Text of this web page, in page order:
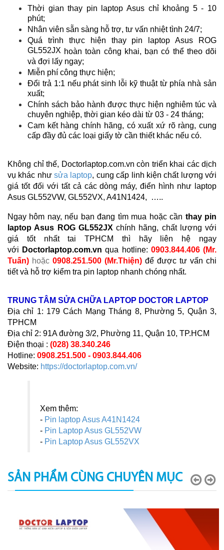
Thời gian thay pin laptop Asus chỉ khoảng 5 - 10
phút;
Nhân viên sẵn sàng hỗ trợ, tư vấn nhiệt tình 24/7;
Quá trình thực hiện thay pin laptop Asus ROG
GL552JX hoàn toàn công khai, bạn có thể theo dõi
và đợi lấy ngay;
Miễn phí công thực hiện;
Đổi trả 1:1 nếu phát sinh lỗi kỹ thuật từ phía nhà sản
xuất;
Chính sách bảo hành được thực hiện nghiêm túc và
chuyên nghiệp, thời gian kéo dài từ 03 - 24 tháng;
Cam kết hàng chính hãng, có xuất xứ rõ ràng, cung
cấp đầy đủ các loại giấy tờ cần thiết khác nếu có.
Không chỉ thế, Doctorlaptop.com.vn còn triển khai các dịch
vụ khác nhưsửa laptop, cung cấp linh kiện chất lượng với
giá tốt đối với tất cả các dòng máy, điển hình như laptop
Asus GL552VW, GL552VX, A41N1424, …..
Ngay hôm nay, nếu bạn đang tìm mua hoặc cần thay pin
laptop Asus ROG GL552JX chính hãng, chất lượng với
giá tốt nhất tai TPHCM thì hãy liên hệ ngay
với Doctorlaptop.com.vn qua hotline: 0903.844.406 (Mr.
Tuấn) hoặc 0908.251.500 (Mr.Thiện) để được tư vấn chi
tiết và hỗ trợ kiểm tra pin laptop nhanh chóng nhất.
TRUNG TÂM SỬA CHỮA LAPTOP DOCTOR LAPTOP
Địa chỉ 1: 179 Cách Mạng Tháng 8, Phường 5, Quận 3,
TPHCM
Địa chỉ 2: 91A đường 3/2, Phường 11, Quận 10, TP.HCM
Điện thoại : (028) 38.340.246
Hotline: 0908.251.500 - 0903.844.406
Website: https://doctorlaptop.com.vn/
Xem thêm:
- Pin laptop Asus A41N1424
- Pin Laptop Asus GL552VW
- Pin Laptop Asus GL552VX
SẢN PHẨM CÙNG CHUYÊN MỤC